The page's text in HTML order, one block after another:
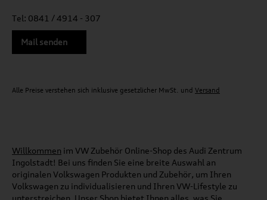
Tel: 0841 / 4914 - 307
Mail senden
Alle Preise verstehen sich inklusive gesetzlicher MwSt. und Versand
Willkommen im VW Zubehör Online-Shop des Audi Zentrum
Ingolstadt! Bei uns finden Sie eine breite Auswahl an
originalen Volkswagen Produkten und Zubehör, um Ihren
Volkswagen zu individualisieren und Ihren VW-Lifestyle zu
unterstreichen. Unser Shop bietet Ihnen alles, was Sie